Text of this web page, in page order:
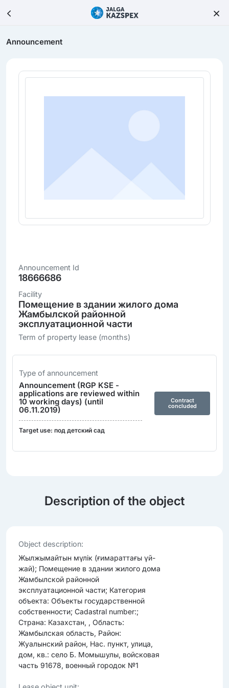
Announcement
Announcement Id
18666686
Facility
Помещение в здании жилого дома
Жамбылской районной
эксплуатационной части
Term of property lease (months)
Type of announcement
Announcement (RGP KSE -
applications are reviewed within
10 working days) (until
06.11.2019)
Target use: под детский сад
Contract
concluded
Description of the object
Object description:
Жылжымайтын мүлік (ғимараттағы үй-
жай); Помещение в здании жилого дома
Жамбылской районной
эксплуатационной части; Категория
объекта: Объекты государственной
собственности; Cadastral number:;
Страна: Казахстан, , Область:
Жамбылская область, Район:
Жуалынский район, Нас. пункт, улица,
дом, кв.: село Б. Момышулы, войсковая
часть 91678, военный городок №1